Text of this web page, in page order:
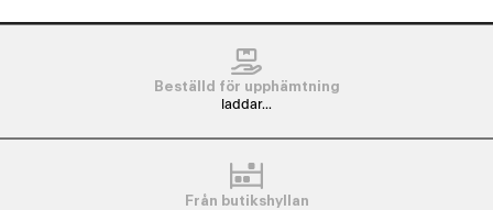
Beställd för upphämtning
laddar...
Från butikshyllan